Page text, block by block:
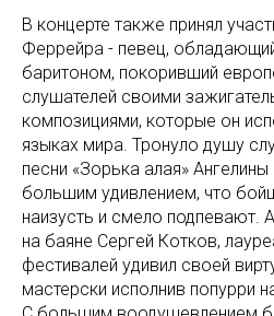
В концерте также принял
Феррейра - певец,
баритоном, покоривший
слушателей своими
композициями, которые он
языках мира. Тронуло душу
песни «Зорька алая»
большим удивлением, что
наизусть и смело подпевают.
на баяне Сергей Котков,
фестивалей удивил своей
мастерски исполнив попурри